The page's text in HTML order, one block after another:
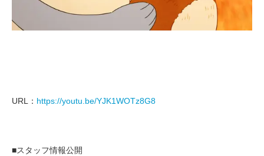
URL： https://youtu.be/YJK1WOTz8G8
■スタッフ情報公開